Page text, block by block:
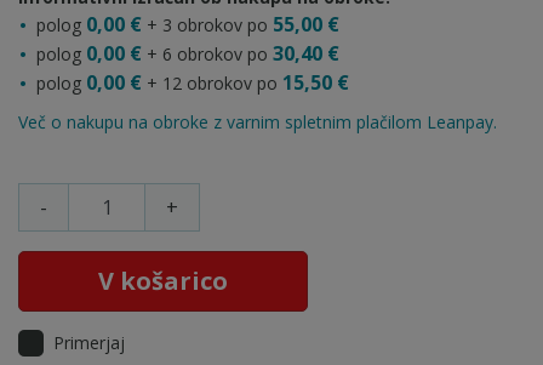
polog 0,00 € + 3 obrokov po 55,00 €
polog 0,00 € + 6 obrokov po 30,40 €
polog 0,00 € + 12 obrokov po 15,50 €
Več o nakupu na obroke z varnim spletnim plačilom Leanpay.
- +
V košarico
Primerjaj